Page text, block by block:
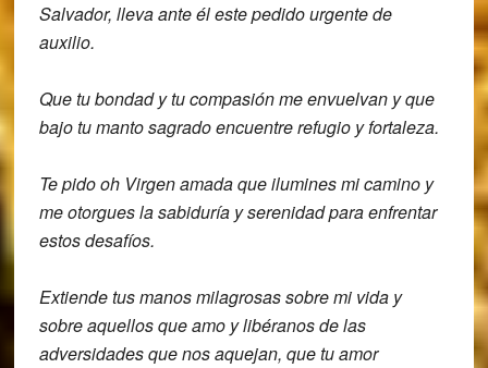
Salvador, lleva ante él este pedidourgente de
auxilio.
Que tu bondad y tu compasión meenvuelvan y que
bajo tu manto sagradoencuentre refugio yfortaleza.
Te pido oh Virgen amada queilumines mi camino y
me otorgues lasabiduría y serenidad para enfrentar
estosdesafíos.
Extiende tus manos milagrosassobre mi vida y
sobre aquellos que amo ylibéranos de las
adversidades que nosaquejan, que tu amor